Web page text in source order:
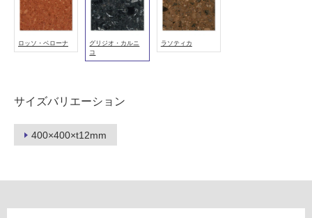
ロッソ・ベローナ
グリジオ・カルニ
コ
ラソティカ
サイズバリエーション
400×400×t12mm
(寒
冷
地
使
不
可
フ